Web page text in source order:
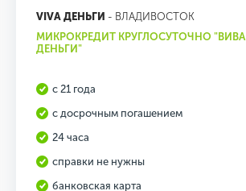
VIVA ДЕНЬГИ - ВЛАДИВОСТОК
МИКРОКРЕДИТ КРУГЛОСУТОЧНО "ВИВА
ДЕНЬГИ"
с 21 года
с досрочным погашением
24 часа
справки не нужны
банковская карта